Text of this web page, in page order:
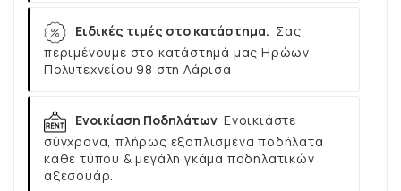
Ειδικές τιμές στο κατάστημα. Σας
περιμένουμε στο κατάστημά μας Ηρώων
Πολυτεχνείου 98 στη Λάρισα
Ενοικίαση Ποδηλάτων Ενοικιάστε
σύγχρονα, πλήρως εξοπλισμένα ποδήλατα
κάθε τύπου & μεγάλη γκάμα ποδηλατικών
αξεσουάρ.